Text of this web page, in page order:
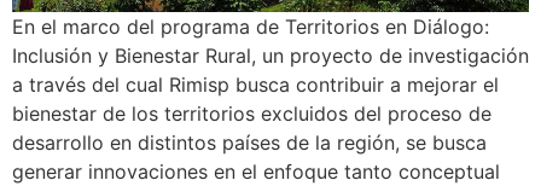
En el marco del programa de Territorios en Diálogo:
Inclusión y Bienestar Rural, un proyecto de investigación
a través del cual Rimisp busca contribuir a mejorar el
bienestar de los territorios excluidos del proceso de
desarrollo en distintos países de la región, se busca
generar innovaciones en el enfoque tanto conceptual